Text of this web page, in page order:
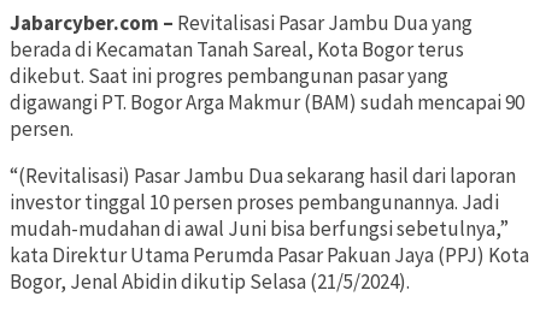
Jabarcyber.com – Revitalisasi Pasar Jambu Dua yang
berada di Kecamatan Tanah Sareal, Kota Bogor terus
dikebut. Saat ini progres pembangunan pasar yang
digawangi PT. Bogor Arga Makmur (BAM) sudah mencapai 90
persen.
“(Revitalisasi) Pasar Jambu Dua sekarang hasil dari laporan
investor tinggal 10 persen proses pembangunannya. Jadi
mudah-mudahan di awal Juni bisa berfungsi sebetulnya,”
kata Direktur Utama Perumda Pasar Pakuan Jaya (PPJ) Kota
Bogor, Jenal Abidin dikutip Selasa (21/5/2024).